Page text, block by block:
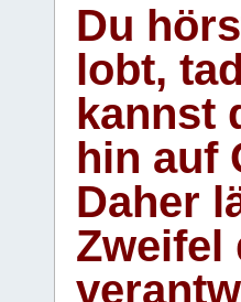
Du
lobt,
kannst
hin auf
Daher
Zweifel